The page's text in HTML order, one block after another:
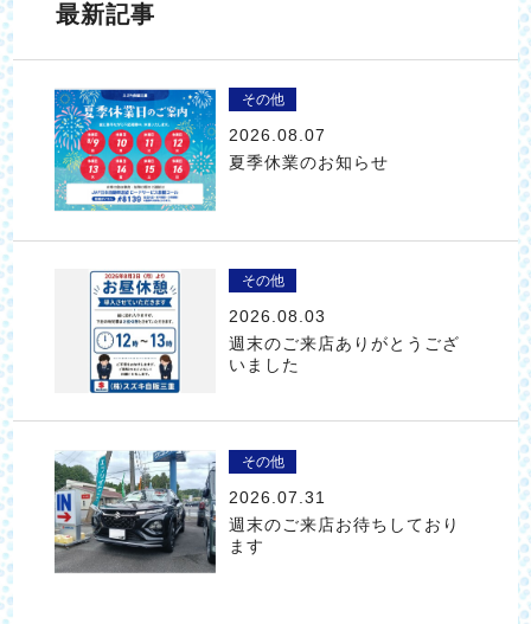
最新記事
その他
2026.08.07
夏季休業のお知らせ
その他
2026.08.03
週末のご来店ありがとうござ
いました
その他
2026.07.31
週末のご来店お待ちしており
ます